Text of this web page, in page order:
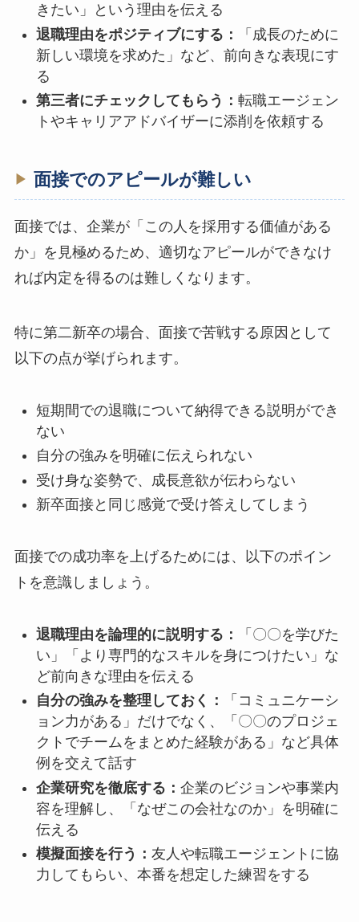
きたい」という理由を伝える
退職理由をポジティブにする：
「成長のために
新しい環境を求めた」など、前向きな表現にす
る
第三者にチェックしてもらう： 転職エージェン
トやキャリアアドバイザーに添削を依頼する
面接でのアピールが難しい
面接では、企業が「この人を採用する価値がある
か」を見極めるため、適切なアピールができなけ
れば内定を得るのは難しくなります。
特に第二新卒の場合、面接で苦戦する原因として
以下の点が挙げられます。
短期間での退職について納得できる説明ができ
ない
自分の強みを明確に伝えられない
受け身な姿勢で、成長意欲が伝わらない
新卒面接と同じ感覚で受け答えしてしまう
面接での成功率を上げるためには、以下のポイン
トを意識しましょう。
退職理由を論理的に説明する：
「〇〇を学びた
い」「より専門的なスキルを身につけたい」な
ど前向きな理由を伝える
自分の強みを整理しておく：
「コミュニケーシ
ョン力がある」だけでなく、「〇〇のプロジェ
クトでチームをまとめた経験がある」など具体
例を交えて話す
企業研究を徹底する： 企業のビジョンや事業内
容を理解し、「なぜこの会社なのか」を明確に
伝える
模擬面接を行う： 友人や転職エージェントに協
力してもらい、本番を想定した練習をする